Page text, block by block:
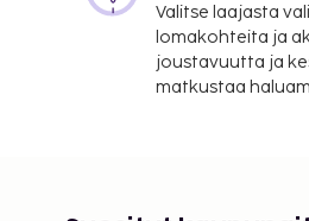
Valitse laajasta
lomakohteita ja
joustavuutta ja
matkustaa